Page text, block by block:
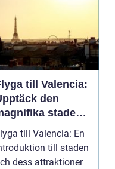
till Valencia:
den
staden
sin rika
och kultur
till Valencia: En
till staden
dess attraktioner